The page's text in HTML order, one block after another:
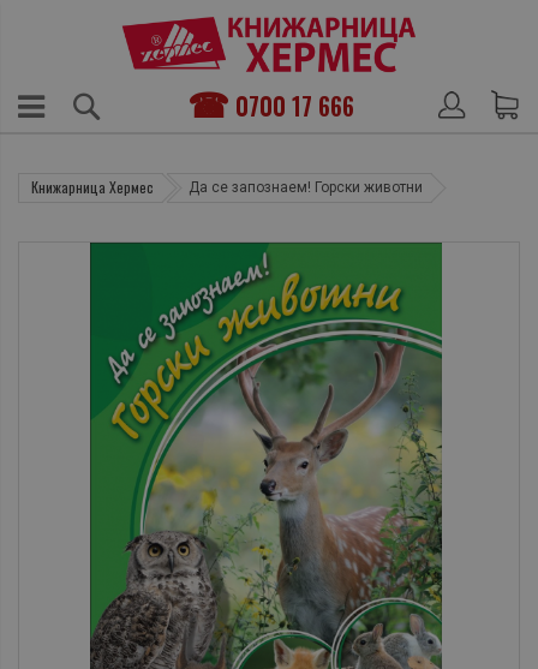
0700 17 666
Книжарница Хермес Да се запознаем! Горски животни